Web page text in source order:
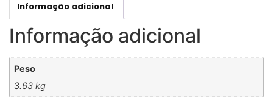
Informação adicional
Informação adicional
Peso
3.63 kg